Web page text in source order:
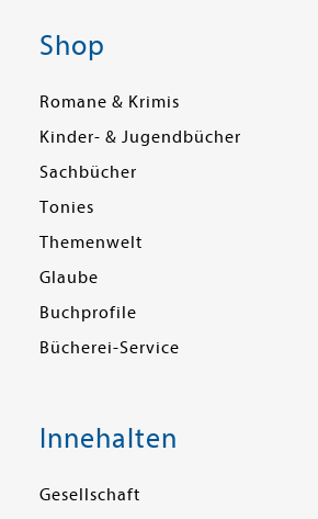
Shop
Romane & Krimis
Kinder- & Jugendbücher
Sachbücher
Tonies
Themenwelt
Glaube
Buchprofile
Bücherei-Service
Innehalten
Gesellschaft